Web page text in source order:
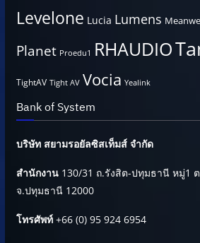
Levelone Lucia Lumens
Planet Proedu1 RHAUDIO
TightAV Tight AV Vocia Yealink
Bank of System
บริษัท สยามรอยัลซิสเท็มส์ จำกัด
สำนักงาน130/31 ถ.รังสิต-ปทุมธานี หมู่1 ต
จ.ปทุมธานี 12000
โทรศัพท์+66 (0) 95 924 6954